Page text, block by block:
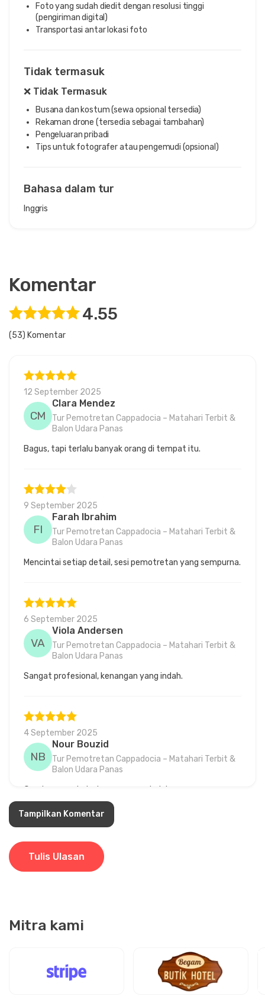
Foto yang sudah diedit dengan resolusi tinggi
(pengiriman digital)
Transportasi antar lokasi foto
Tidak termasuk
❌ Tidak Termasuk
Busana dan kostum (sewa opsional tersedia)
Rekaman drone (tersedia sebagai tambahan)
Pengeluaran pribadi
Tips untuk fotografer atau pengemudi (opsional)
Bahasa dalam tur
Inggris
Komentar
4.55
(53) Komentar
12 September 2025
CM
Clara Mendez
Tur Pemotretan Cappadocia – Matahari Terbit &
Balon Udara Panas
Bagus, tapi terlalu banyak orang di tempat itu.
9 September 2025
FI
Farah Ibrahim
Tur Pemotretan Cappadocia – Matahari Terbit &
Balon Udara Panas
Mencintai setiap detail, sesi pemotretan yang sempurna.
6 September 2025
VA
Viola Andersen
Tur Pemotretan Cappadocia – Matahari Terbit &
Balon Udara Panas
Sangat profesional, kenangan yang indah.
4 September 2025
NB
Nour Bouzid
Tur Pemotretan Cappadocia – Matahari Terbit &
Balon Udara Panas
Gambar yang hebat, warna yang indah.
2 September 2025
AZ
Agata Zając
Tur Pemotretan Cappadocia – Matahari Terbit &
Milena Petrova
Tur Pemotretan Cappadocia – Matahari Terbit &
Tampilkan Komentar
Tulis Ulasan
Mitra kami